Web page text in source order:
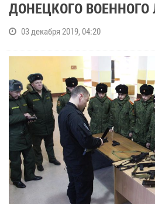
ДОНЕЦКОГО ВОЕННОГО
03 декабря 2019, 04:20